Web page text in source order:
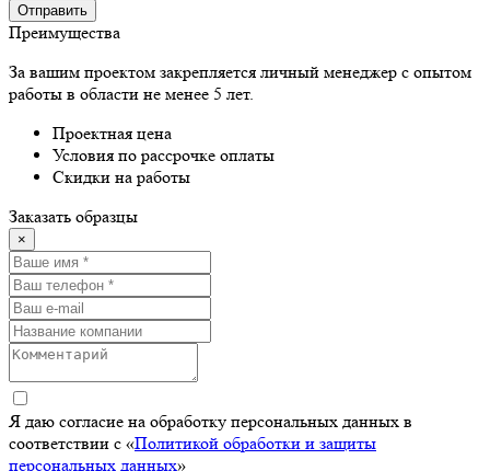
Отправить
Преимущества
За вашим проектом закрепляется личный менеджер с опытом
работы в области не менее 5 лет.
Проектная цена
Условия по рассрочке оплаты
Скидки на работы
Заказать образцы
×
Я даю согласие на обработку персональных данных в
соответствии с «Политикой обработки и защиты
персональных данных»